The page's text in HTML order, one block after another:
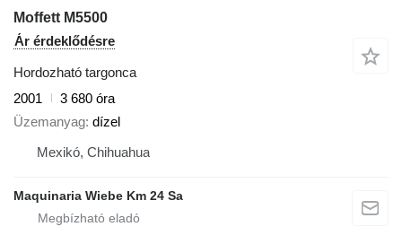
Moffett M5500
Ár érdeklődésre
Hordozható targonca
2001
3 680 óra
Üzemanyag dízel
Mexikó, Chihuahua
Maquinaria Wiebe Km 24 Sa